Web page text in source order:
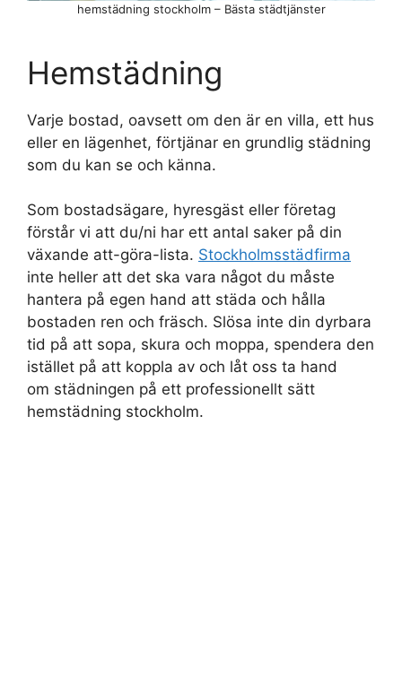
hemstädning stockholm – Bästa städtjänster
Hemstädning
Varje bostad, oavsett om den är en villa, ett hus
eller en lägenhet, förtjänar en grundlig städning
som du kan se och känna.
Som bostadsägare, hyresgäst eller företag
förstår vi att du/ni har ett antal saker på din
växande att-göra-lista. Stockholmsstädfirma
inte heller att det ska vara något du måste
hantera på egen hand att städa och hålla
bostaden ren och fräsch. Slösa inte din dyrbara
tid på att sopa, skura och moppa, spendera den
istället på att koppla av och låt oss ta hand
om städningen på ett professionellt sätt
hemstädning stockholm.